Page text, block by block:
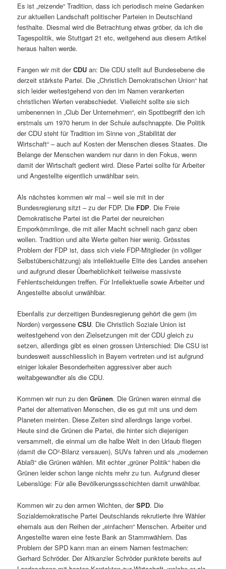
Es ist „reizende“ Tradition, dass ich periodisch meine Gedanken
zur aktuellen Landschaft politischer Parteien in Deutschland
festhalte. Diesmal wird die Betrachtung etwas gröber, da ich die
Tagespolitik, wie Stuttgart 21 etc, weitgehend aus diesem Artikel
heraus halten werde.
Fangen wir mit derCDU an: Die CDU stellt auf Bundesebene die
derzeit stärkste Partei. Die „Christlich Demokratischen Union“ hat
sich leider weitestgehend von den im Namen verankerten
christlichen Werten verabschiedet. Vielleicht sollte sie sich
umbenennen in „Club Der Unternehmen“, ein Spottbegriff den ich
erstmals um 1970 herum in der Schule aufschnappte. Die Politik
der CDU steht für Tradition im Sinne von „Stabilität der
Wirtschaft“ – auch auf Kosten der Menschen dieses Staates. Die
Belange der Menschen wandern nur dann in den Fokus, wenn
damit der Wirtschaft gedient wird. Diese Partei sollte für Arbeiter
und Angestellte eigentlich unwählbar sein.
Als nächstes kommen wir mal – weil sie mit in der
Bundesregierung sitzt – zu der FDP. Die FDP. Die Freie
Demokratische Partei ist die Partei der neureichen
Emporkömmlinge, die mit aller Macht schnell nach ganz oben
wollen. Tradition und alte Werte gelten hier wenig. Grösstes
Problem der FDP ist, dass sich viele FDP-Mitglieder (in völliger
Selbstüberschätzung) als intellektuelle Elite des Landes ansehen
und aufgrund dieser Überheblichkeit teilweise massivste
Fehlentscheidungen treffen. Für Intellektuelle sowie Arbeiter und
Angestellte absolut unwählbar.
Ebenfalls zur derzeitigen Bundesregierung gehört die gern (im
Norden) vergesseneCSU. Die Christlich Soziale Union ist
weitestgehend von den Zielsetzungen mit der CDU gleich zu
setzen, allerdings gibt es einen grossen Unterschied: Die CSU ist
bundesweit ausschliesslich in Bayern vertreten und ist aufgrund
einiger lokaler Besonderheiten aggressiver aber auch
weltabgewandter als die CDU.
Kommen wir nun zu denGrünen. Die Grünen waren einmal die
Partei der alternativen Menschen, die es gut mit uns und dem
Planeten meinten. Diese Zeiten sind allerdings lange vorbei.
Heute sind die Grünen die Partei, die hinter sich diejenigen
versammelt, die einmal um die halbe Welt in den Urlaub fliegen
(damit die CO²-Bilanz versauen), SUVs fahren und als „modernen
Ablaß“ die Grünen wählen. Mit echter „grüner Politik“ haben die
Grünen leider schon lange nichts mehr zu tun. Aufgrund dieser
Lebenslüge: Für alle Bevölkerungssschichten damit unwählbar.
Kommen wir zu den armen Wichten, derSPD. Die
Sozialdemokratische Partei Deutschlands rekrutierte ihre Wähler
ehemals aus den Reihen der „einfachen“ Menschen. Arbeiter und
Angestellte waren eine feste Bank an Stammwählern. Das
Problem der SPD kann man an einem Namen festmachen:
Gerhard Schröder. Der Altkanzler Schröder punktete bereits auf